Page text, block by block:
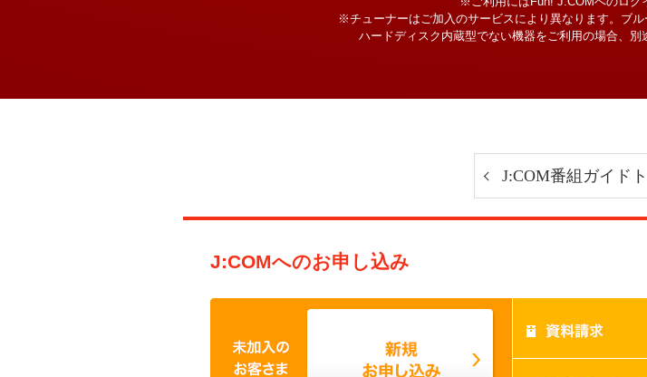
※チューナーはご加入のサービスにより異なります。ブル
ハードディスク内蔵型でない機器をご利用の場合、別
J:COM番組ガイド
J:COMへのお申し込み